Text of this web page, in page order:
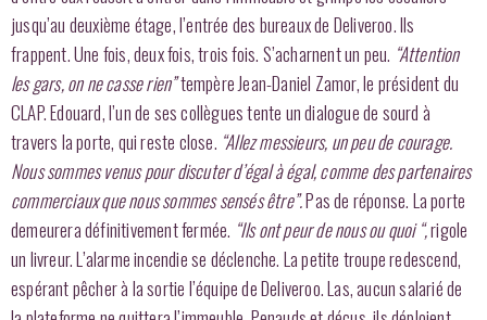
jusqu’au deuxième étage, l’entrée des bureaux de Deliveroo. Ils
frappent. Une fois, deux fois, trois fois. S’acharnent un peu. “Attention
les gars, on ne casse rien”tempère Jean-Daniel Zamor, le président du
CLAP. Edouard, l’un de ses collègues tente un dialogue de sourd à
travers la porte, qui reste close. “Allez messieurs, un peu de courage.
Nous sommes venus pour discuter d’égal à égal, comme des partenaires
commerciaux que nous sommes sensés être”.Pas de réponse. La porte
demeurera définitivement fermée. “Ils ont peur de nous ou quoi “,rigole
un livreur. L’alarme incendie se déclenche. La petite troupe redescend,
espérant pêcher à la sortie l’équipe de Deliveroo. Las, aucun salarié de